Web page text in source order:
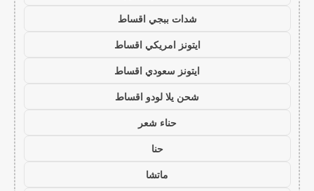
شدات ببجي اقساط
ايتونز امريكي اقساط
ايتونز سعودي اقساط
شحن يلا لودو اقساط
حناء شعر
حنا
ماتشا